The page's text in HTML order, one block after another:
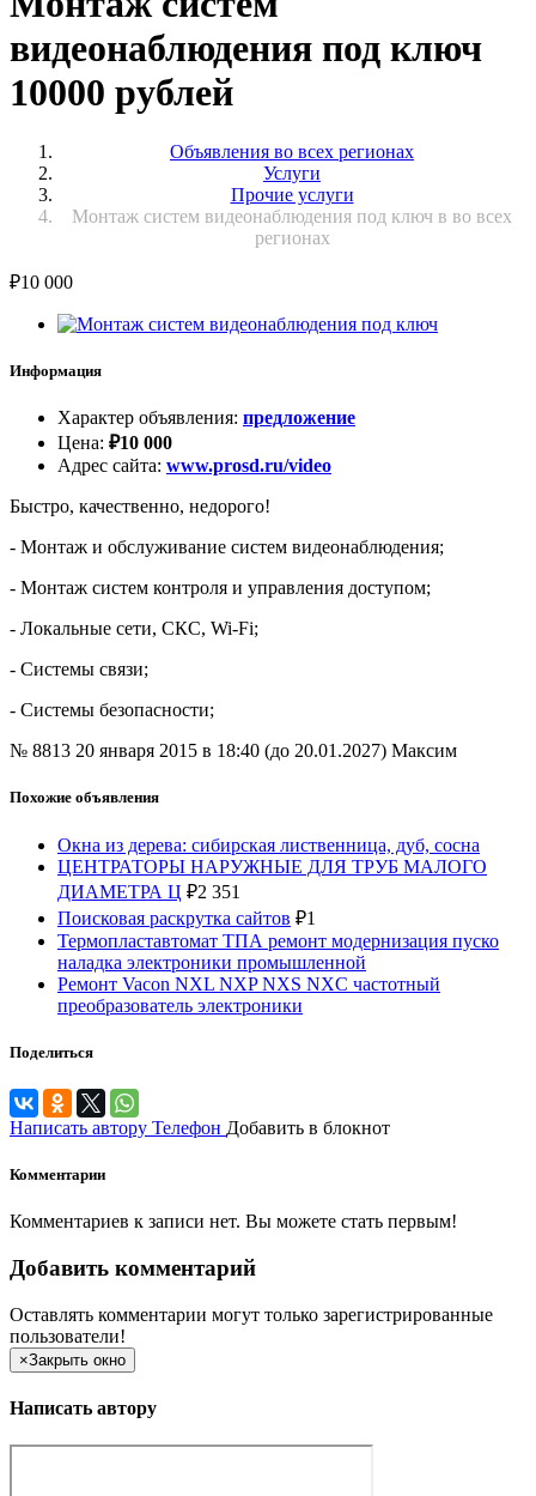
видеонаблюдения под ключ
10000 рублей
Объявления во всех регионах
Услуги
Прочие услуги
Монтаж систем видеонаблюдения под ключ в во всех
регионах
₽10 000
Информация
Характер объявления: предложение
Цена: ₽10 000
Адрес сайта: www.prosd.ru/video
Быстро, качественно, недорого!
- Монтаж и обслуживание систем видеонаблюдения;
- Монтаж систем контроля и управления доступом;
- Локальные сети, СКС, Wi-Fi;
- Системы связи;
- Системы безопасности;
№ 8813 20 января 2015 в 18:40 (до 20.01.2027) Максим
Похожие объявления
Окна из дерева: сибирская лиственница, дуб, сосна
ЦЕНТРАТОРЫ НАРУЖНЫЕ ДЛЯ ТРУБ МАЛОГО
ДИАМЕТРА Ц ₽2 351
Поисковая раскрутка сайтов ₽1
Термопластавтомат ТПА ремонт модернизация пуско
наладка электроники промышленной
Ремонт Vacon NXL NXP NXS NXC частотный
преобразователь электроники
Поделиться
Написать автору Телефон Добавить в блокнот
Комментарии
Комментариев к записи нет. Вы можете стать первым!
Добавить комментарий
Оставлять комментарии могут только зарегистрированные
пользователи!
×Закрыть окно
Написать автору